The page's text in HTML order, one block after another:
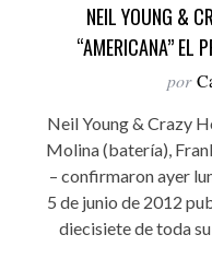
NEIL YOUNG &
“AMERICANA” EL
por
Neil Young & Crazy
Molina (batería),
– confirmaron ayer
5 de junio de 2012
diecisiete de toda